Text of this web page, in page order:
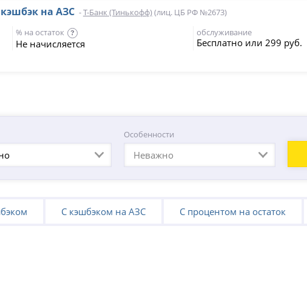
на АЗС -Т-Банк (Тинькофф)(лиц. ЦБ РФ №2673)
% на остаток ?
Не начисляется
обслуживание
Бесплатно или 299 руб.
Особенности
Неважно
С кэшбэком на АЗС С процентом на остаток